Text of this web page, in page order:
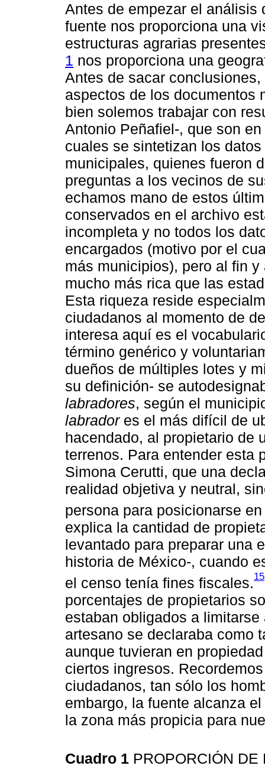
Antes de empezar el análisis
fuente nos proporciona una
estructuras agrarias
1 nos proporciona una
Antes de sacar
aspectos de los documentos
bien solemos trabajar con
Antonio Peñafiel-, que son
cuales se sintetizan los
municipales, quienes fueron
preguntas a los vecinos de
echamos mano de estos
conservados en el archivo
incompleta y no todos los
encargados (motivo por el
más municipios), pero al fin
mucho más rica que las
Esta riqueza reside
ciudadanos al momento de
interesa aquí es el
término genérico y
dueños de múltiples lotes y
su definición- se
labradores, según el
labradores el más difícil de
hacendado, al propietario de
terrenos. Para entender esta
Simona Cerutti, que una
realidad objetiva y neutral,
persona para posicionarse
explica la cantidad de
levantado para preparar una
historia de México-, cuando
el censo tenía fines fiscales.15
porcentajes de propietarios
estaban obligados a
artesano se declaraba como
aunque tuvieran en
ciertos ingresos.
ciudadanos, tan sólo los
embargo, la fuente alcanza
la zona más propicia para
Cuadro 1 PROPORCIÓN